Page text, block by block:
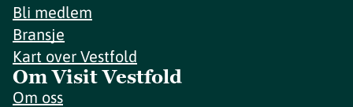
Bli medlem
Bransje
Kart over Vestfold
Om Visit Vestfold
Om oss